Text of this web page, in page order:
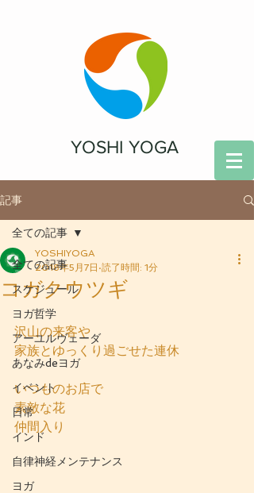
YOSHI YOGA
記事
全ての記事
スケジュール
ヨガ哲学
アーユルヴェーダ
あなみdeヨガ
イベント
日常
インド
自律神経メンテナンス
ヨガ
全ての記事
コガクウツギ
YOSHIYOGA
2018年5月7日 読了時間: 1分
沢山の来客や
家族とゆっくり過ごせた連休
いつものお店で
素敵な花
仲間入り